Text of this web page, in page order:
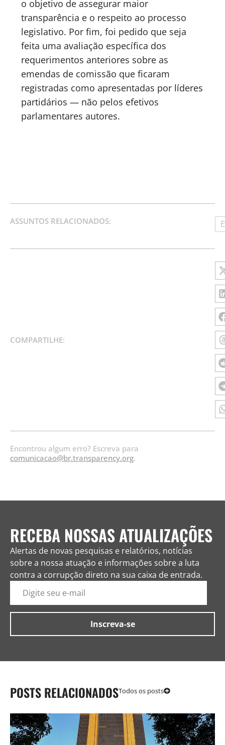
o objetivo de assegurar maior
transparência e o respeito ao processo
legislativo. Por fim, foi pedido que seja
feita uma avaliação específica dos
requerimentos anteriores sobre as
emendas de comissão que ficaram
registradas como apresentadas por líderes
partidários — não pelos efetivos
parlamentares autores.
ASSUNTOS RELACIONADOS:
COMPARTILHE:
Encontrou algum erro? Escreva para
comunicacao@br.transparency.org.
RECEBA NOSSAS ATUALIZAÇÕES
Alertas de novas pesquisas e relatórios, notícias
sobre a nossa atuação e informações sobre a luta
contra a corrupção direto na sua caixa de entrada.
POSTS RELACIONADOSTodos os posts